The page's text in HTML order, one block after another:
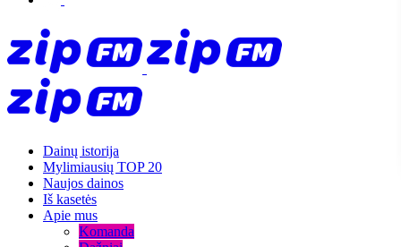
Dainų istorija
Mylimiausių TOP 20
Naujos dainos
Iš kasetės
Apie mus
Komanda